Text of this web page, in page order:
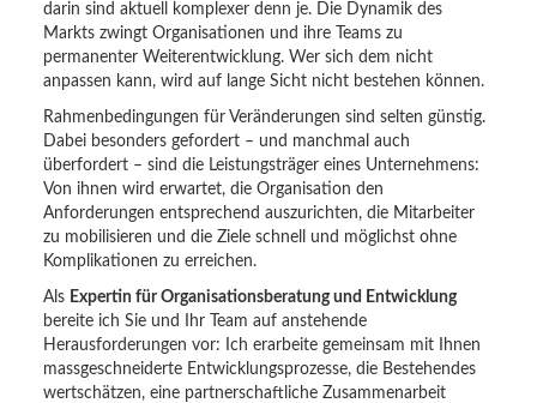
darin sind aktuell komplexer denn je. Die Dynamik des
Markts zwingt Organisationen und ihre Teams zu
permanenter Weiterentwicklung. Wer sich dem nicht
anpassen kann, wird auf lange Sicht nicht bestehen können.
Rahmenbedingungen für Veränderungen sind selten günstig.
Dabei besonders gefordert – und manchmal auch
überfordert – sind die Leistungsträger eines Unternehmens:
Von ihnen wird erwartet, die Organisation den
Anforderungen entsprechend auszurichten, die Mitarbeiter
zu mobilisieren und die Ziele schnell und möglichst ohne
Komplikationen zu erreichen.
Als Expertin für Organisationsberatung und Entwicklung
bereite ich Sie und Ihr Team auf anstehende
Herausforderungen vor: Ich erarbeite gemeinsam mit Ihnen
massgeschneiderte Entwicklungsprozesse, die Bestehendes
wertschätzen, eine partnerschaftliche Zusammenarbeit